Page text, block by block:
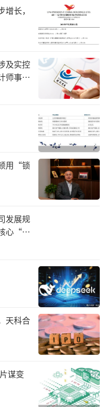
、医师资源持续紧
单体终端药店的服务
。为此，叮当快药向
诊平台和互联网医院
时在线的专业医生药
的服务质量和效率提
药为联盟药房提供
支持。线上渠道，叮
包括O2O模式、B2
供支持，帮助联盟药
场景；线下场景中，
一体融合的多种方
，为联盟药房经营
脉和手把手指导。
业发展
化趋势，大众对健康
对于很大一部分的单
自市场的结构性竞争
，中国药店数量正
5%以上的增速持续
长，
及实控
师事务
用“锁
发展规
心“痛
天科合
谋变